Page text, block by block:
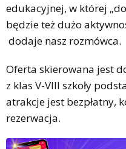
edukacyjnej, w której
będzie też dużo
dodaje nasz rozmówca.
Oferta skierowana jest
z klas V-VIII szkoły
atrakcje jest bezpłatny,
rezerwacja.